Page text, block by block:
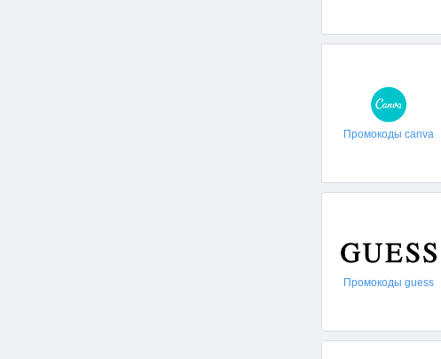
Промокоды canva
Промокоды guess